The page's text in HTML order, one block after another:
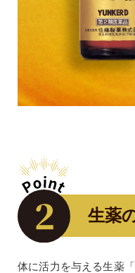
生薬
体に活力を与える生薬